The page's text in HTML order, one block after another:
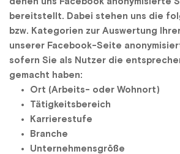
bereitstellt. Dabei stehen uns die
bzw. Kategorien zur Auswertung
unserer Facebook-Seite
sofern Sie als Nutzer die
gemacht haben:
Ort (Arbeits- oder Wohnort)
Tätigkeitsbereich
Karrierestufe
Branche
Unternehmensgröße